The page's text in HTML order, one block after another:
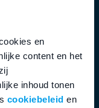
en
content en het
inhoud tonen
cookiebeleid en